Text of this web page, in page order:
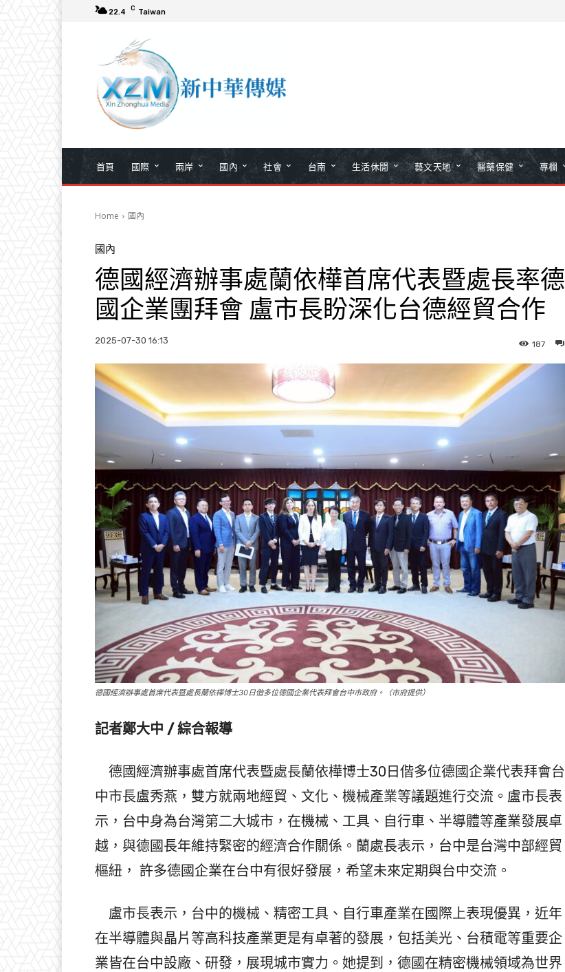
22.4 C Taiwan
首頁 國際 兩岸 國內 社會 台南 生活休閒 藝文天地 醫藥保健 專欄
Home 國內
國內
德國經濟辦事處蘭依樺首席代表暨處長率德
國企業團拜會 盧市長盼深化台德經貿合作
2025-07-30 16:13 187
德國經濟辦事處首席代表暨處長蘭依樺博士30日偕多位德國企業代表拜會台中市政府。（市府提供）
記者鄭大中 / 綜合報導
德國經濟辦事處首席代表暨處長蘭依樺博士30日偕多位德國企業代表拜會台
中市長盧秀燕，雙方就兩地經貿、文化、機械產業等議題進行交流。盧市長表
示，台中身為台灣第二大城市，在機械、工具、自行車、半導體等產業發展卓
越，與德國長年維持緊密的經濟合作關係。蘭處長表示，台中是台灣中部經貿
樞紐， 許多德國企業在台中有很好發展，希望未來定期與台中交流。
盧市長表示，台中的機械、精密工具、自行車產業在國際上表現優異，近年
在半導體與晶片等高科技產業更是有卓著的發展，包括美光、台積電等重要企
業皆在台中設廠、研發，展現城市實力。她提到，德國在精密機械領域為世界